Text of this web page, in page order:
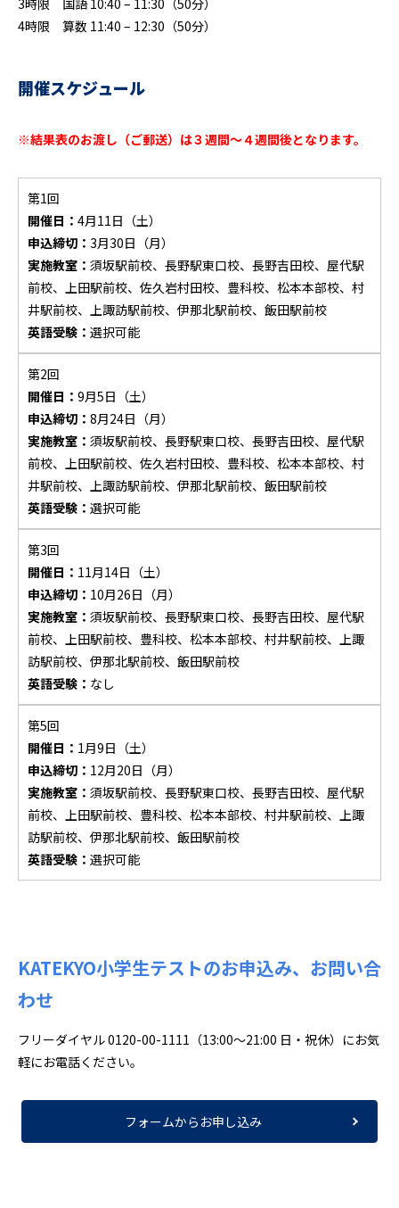
3時限 国語 10:40 – 11:30（50分）
4時限 算数 11:40 – 12:30（50分）
開催スケジュール
※結果表のお渡し（ご郵送）は３週間～４週間後となります。
第1回
開催日： 4月11日（土）
申込締切： 3月30日（月）
実施教室： 須坂駅前校、長野駅東口校、長野吉田校、屋代駅
前校、上田駅前校、佐久岩村田校、豊科校、松本本部校、村
井駅前校、上諏訪駅前校、伊那北駅前校、飯田駅前校
英語受験： 選択可能
第2回
開催日： 9月5日（土）
申込締切： 8月24日（月）
実施教室： 須坂駅前校、長野駅東口校、長野吉田校、屋代駅
前校、上田駅前校、佐久岩村田校、豊科校、松本本部校、村
井駅前校、上諏訪駅前校、伊那北駅前校、飯田駅前校
英語受験： 選択可能
第3回
開催日： 11月14日（土）
申込締切： 10月26日（月）
実施教室： 須坂駅前校、長野駅東口校、長野吉田校、屋代駅
前校、上田駅前校、豊科校、松本本部校、村井駅前校、上諏
訪駅前校、伊那北駅前校、飯田駅前校
英語受験： なし
第5回
開催日： 1月9日（土）
申込締切： 12月20日（月）
実施教室： 須坂駅前校、長野駅東口校、長野吉田校、屋代駅
前校、上田駅前校、豊科校、松本本部校、村井駅前校、上諏
訪駅前校、伊那北駅前校、飯田駅前校
英語受験： 選択可能
KATEKYO小学生テストのお申込み、お問い合
わせ
フリーダイヤル 0120-00-1111（13:00〜21:00 日・祝休）にお気
軽にお電話ください。
フォームからお申し込み